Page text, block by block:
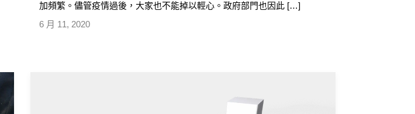
6 月 11, 2020
加頻繁。儘管疫情過後，大家也不能掉以輕心。政府部門也因此 […]